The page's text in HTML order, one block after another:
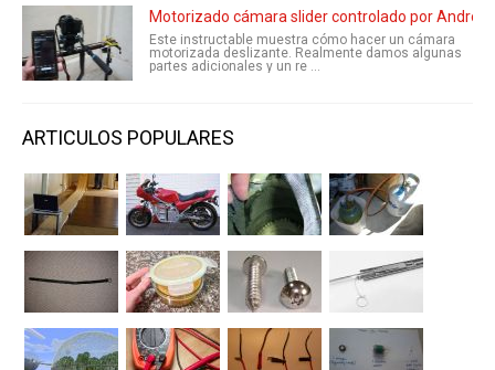
Motorizado cámara slider controlado por
Este instructable muestra cómo hacer un cámara
motorizada deslizante. Realmente damos algunas
partes adicionales y un re ...
ARTICULOS POPULARES